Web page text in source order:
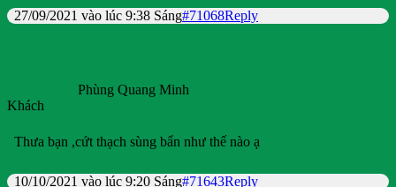
27/09/2021 vào lúc 9:38 Sáng#71068Reply
Phùng Quang Minh
Khách
Thưa bạn ,cứt thạch sùng bẩn như thế nào ạ
10/10/2021 vào lúc 9:20 Sáng#71643Reply